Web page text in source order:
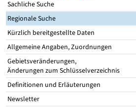
Sachliche Suche
Regionale Suche
Kürzlich bereitgestellte Daten
Allgemeine Angaben, Zuordnungen
Gebietsveränderungen,
Änderungen zum Schlüsselverzeichnis
Definitionen und Erläuterungen
Newsletter